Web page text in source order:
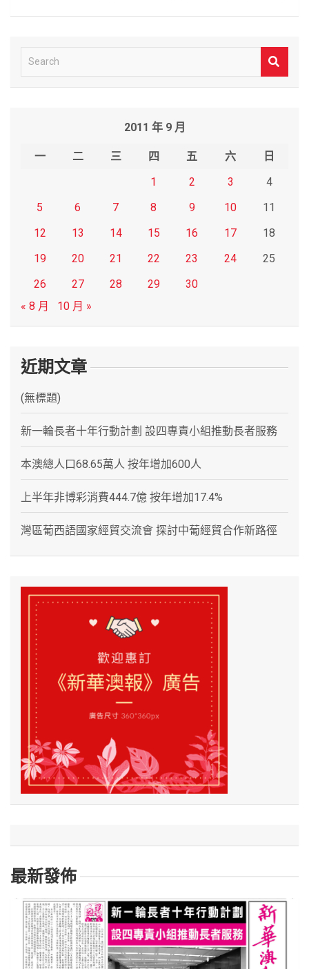
e
2011 年 9 月
一 二 三 四 五 六
日
1
2 3
4
5
6 7 8 9 10
11
12
13 14 15 16 17
18
19
20 21 22 23 24
25
26
27 28 29
30
« 8 月
10 月 »
近期文章
(無標題)
新一輪長者十年行動計劃 設四專責小組推動長者服務
本澳總人口68.65萬人 按年增加600人
上半年非博彩消費444.7億 按年增加17.4%
灣區葡西語國家經貿交流會 探討中葡經貿合作新路徑
最新發佈